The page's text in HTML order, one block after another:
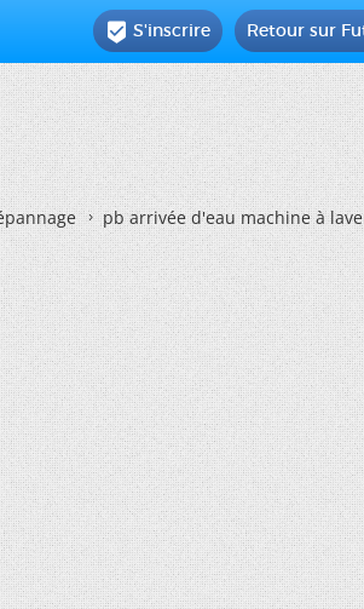
Retour sur
 S'inscrire
pb arrivée d'eau machine à